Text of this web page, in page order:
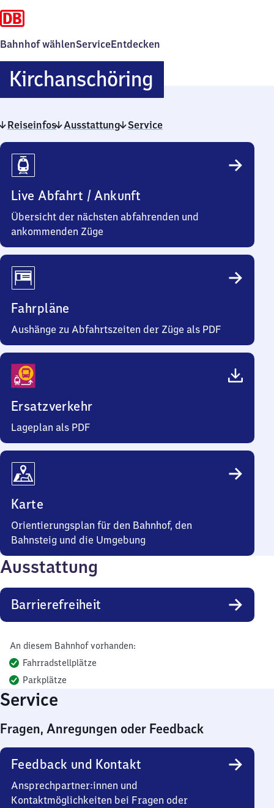
Bahnhof wählenServiceEntdecken
Kirchanschöring
Reiseinfos Ausstattung Service
Reiseinfos
Live Abfahrt / Ankunft
Übersicht der nächsten abfahrenden und
ankommenden Züge
Fahrpläne
Aushänge zu Abfahrtszeiten der Züge als PDF
Ersatzverkehr
Lageplan als PDF
Karte
Orientierungsplan für den Bahnhof, den
Bahnsteig und die Umgebung
Ausstattung
Barrierefreiheit
An diesem Bahnhof vorhanden:
Fahrradstellplätze
Parkplätze
Service
Fragen, Anregungen oder Feedback
Feedback und Kontakt
Ansprechpartner:innen und
Kontaktmöglichkeiten bei Fragen oder